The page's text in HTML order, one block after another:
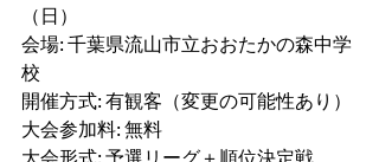
（日）
会場: 千葉県流山市立おおたかの森中学
校
開催方式: 有観客（変更の可能性あり）
大会参加料: 無料